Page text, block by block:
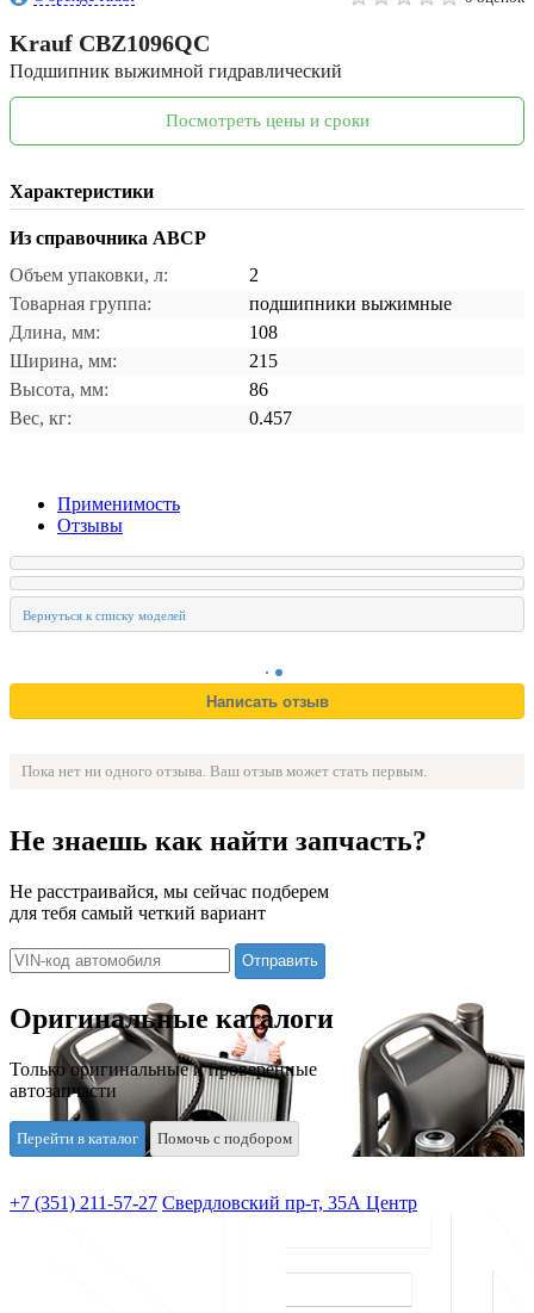
Krauf CBZ1096QC
Подшипник выжимной гидравлический
Посмотреть цены и сроки
Характеристики
Из справочника ABCP
Объем упаковки, л:
2
Товарная группа:
подшипники выжимные
Длина, мм:
108
Ширина, мм:
215
Высота, мм:
86
Вес, кг:
0.457
Применимость
Отзывы
Пока нет ни одного отзыва. Ваш отзыв может стать первым.
Не знаешь как найти запчасть?
Не расстраивайся, мы сейчас подберем
для тебя самый четкий вариант
Оригинальные каталоги
Только оригинальные и проверенные
автозапчасти
Перейти в каталог Помочь с подбором
+7 (351) 211-57-27 Свердловский пр-т, 35А Центр